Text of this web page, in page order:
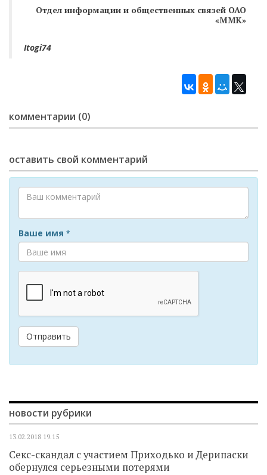
Отдел информации и общественных связей ОАО
«ММК»
Itogi74
комментарии (0)
оставить свой комментарий
Ваше имя *
Отправить
новости рубрики
13.02.2018 19.15
Секс-скандал с участием Приходько и Дерипаски
обернулся серьезными потерями